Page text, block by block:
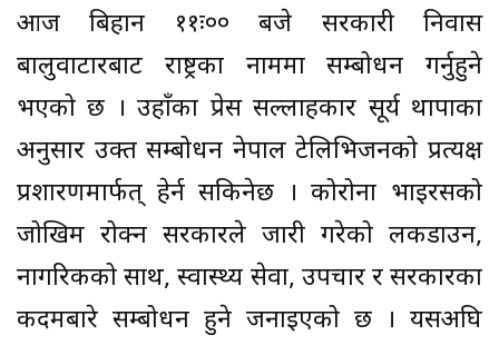
आज बिहान ११ः०० बजे सरकारी निवास
बालुवाटारबाट राष्ट्रका नाममा सम्बोधन गर्नुहुने
भएको छ । उहाँका प्रेस सल्लाहकार सूर्य थापाका
अनुसार उक्त सम्बोधन नेपाल टेलिभिजनको प्रत्यक्ष
प्रशारणमार्फत् हेर्न सकिनेछ । कोरोना भाइरसको
जोखिम रोक्न सरकारले जारी गरेको लकडाउन,
नागरिकको साथ, स्वास्थ्य सेवा, उपचार र सरकारका
कदमबारे सम्बोधन हुने जनाइएको छ । यसअघि